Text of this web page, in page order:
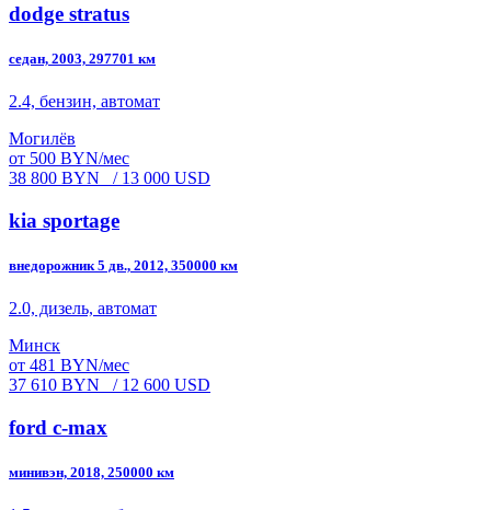
dodge stratus
седан, 2003, 297701 км
2.4, бензин, автомат
Могилёв
от 500 BYN/мес
38 800 BYN
/ 13 000 USD
kia sportage
внедорожник 5 дв., 2012, 350000 км
2.0, дизель, автомат
Минск
от 481 BYN/мес
37 610 BYN
/ 12 600 USD
ford c-max
минивэн, 2018, 250000 км